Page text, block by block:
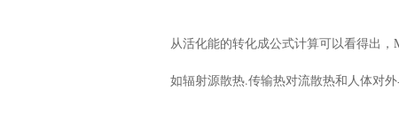
从活化能的转化成公式计算可以看得出
如辐射源散热.传输热对流散热和人体对外